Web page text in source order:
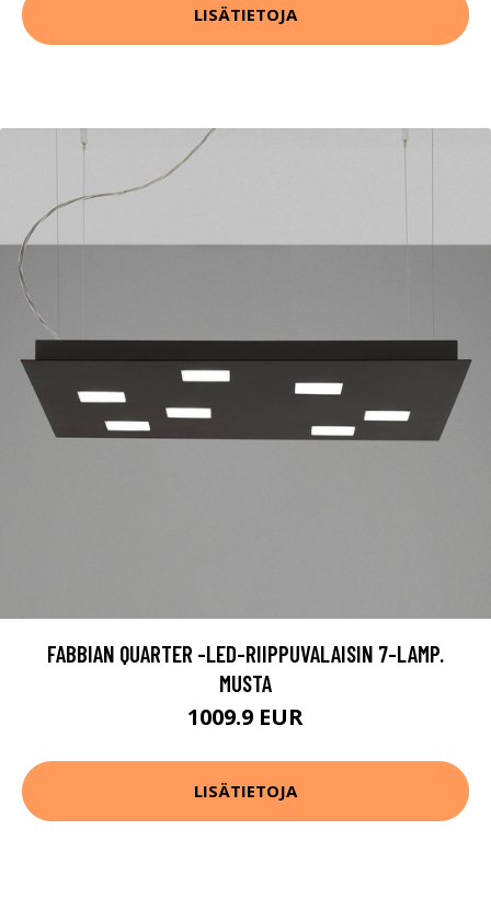
LISÄTIETOJA
FABBIAN QUARTER -LED-RIIPPUVALAISIN 7-LAMP.
MUSTA
1009.9 EUR
LISÄTIETOJA